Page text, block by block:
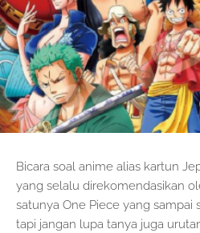
Bicara soal anime alias kartun
yang selalu direkomendasikan
satunya One Piece yang sampai
tapi jangan lupa tanya juga